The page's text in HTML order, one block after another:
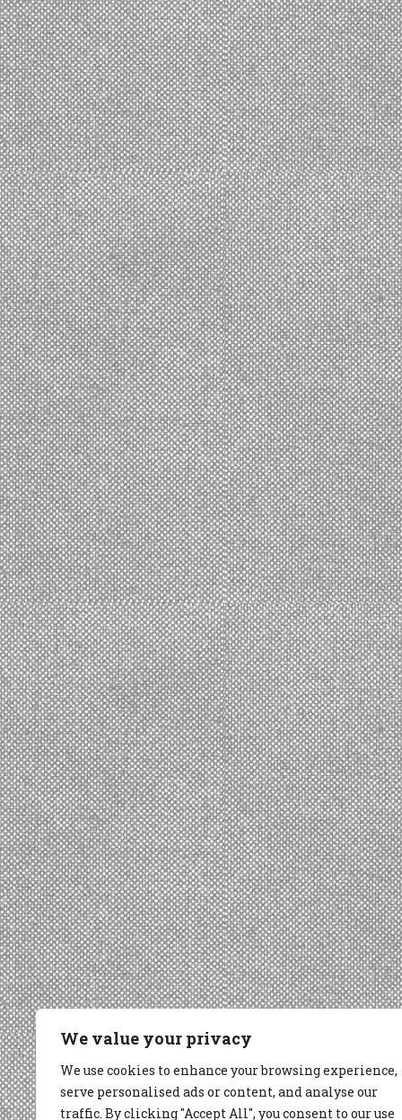
We value your privacy
We use cookies to enhance your browsing experience,
serve personalised ads or content, and analyse our
traffic. By clicking "Accept All", you consent to our use